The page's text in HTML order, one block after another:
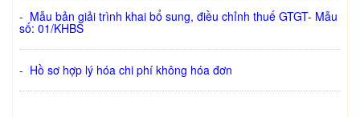
- Mẫu bản giải trình khai bổ sung, điều chỉnh thuế GTGT- Mẫu
số: 01/KHBS
- Hồ sơ hợp lý hóa chi phí không hóa đơn